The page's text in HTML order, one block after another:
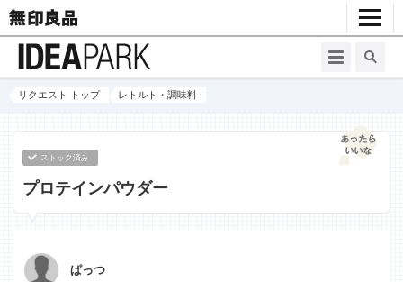
リクエスト トップ レトルト・調味料
ストック済み
プロテインパウダー
ぱっつ